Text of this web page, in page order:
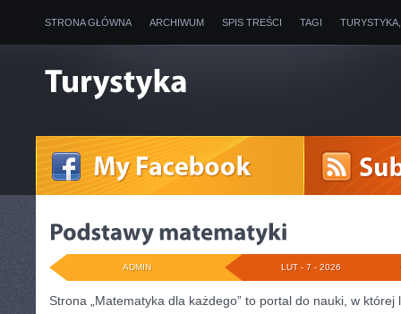
STRONA GŁÓWNA ARCHIWUM SPIS TREŚCI TAGI
LUT - 7 - 2026
ADMIN
Strona „Matematyka dla każdego” to portal do nauki, w